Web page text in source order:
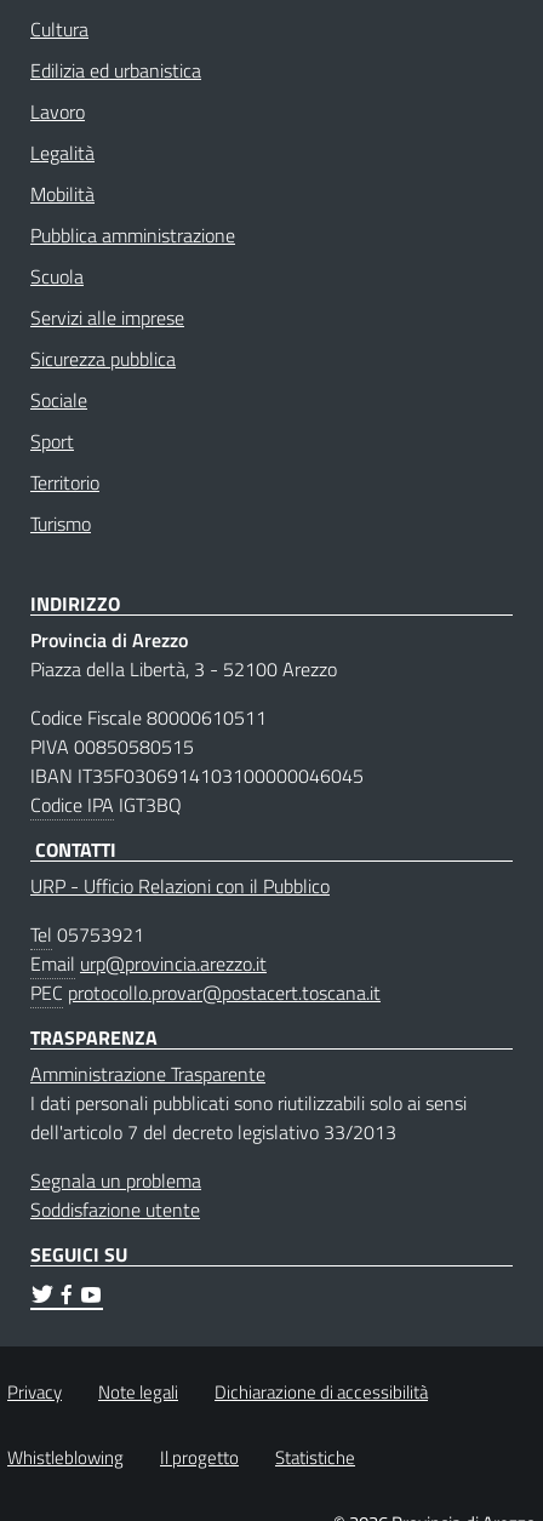
Cultura
Edilizia ed urbanistica
Lavoro
Legalità
Mobilità
Pubblica amministrazione
Scuola
Servizi alle imprese
Sicurezza pubblica
Sociale
Sport
Territorio
Turismo
INDIRIZZO
Provincia di Arezzo
Piazza della Libertà, 3 - 52100 Arezzo
Codice Fiscale 80000610511
PIVA 00850580515
IBAN IT35F0306914103100000046045
Codice IPA IGT3BQ
CONTATTI
URP - Ufficio Relazioni con il Pubblico
Tel 05753921
Email urp@provincia.arezzo.it
PEC protocollo.provar@postacert.toscana.it
TRASPARENZA
Amministrazione Trasparente
I dati personali pubblicati sono riutilizzabili solo ai sensi
dell'articolo 7 del decreto legislativo 33/2013
Segnala un problema
Soddisfazione utente
SEGUICI SU
Privacy Note legali Dichiarazione di accessibilità
Whistleblowing Il progetto Statistiche